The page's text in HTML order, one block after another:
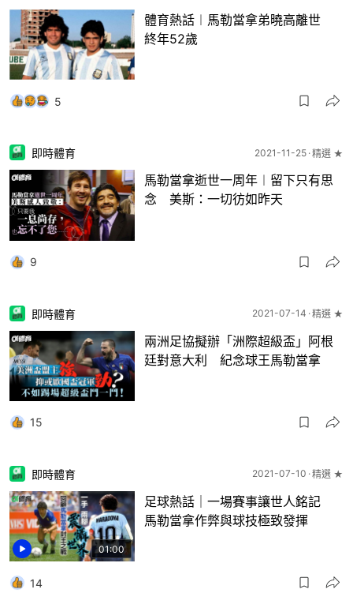
體育熱話︱馬勒當拿弟曉高離世
終年52歲
5
即時體育 2021-11-25 精選 ★
馬勒當拿逝世一周年︱留下只有思
念 美斯：一切彷如昨天
9
即時體育 2021-07-14 精選 ★
兩洲足協擬辦「洲際超級盃」阿根
廷對意大利 紀念球王馬勒當拿
15
01:00
即時體育 2021-07-10 精選 ★
足球熱話｜一場賽事讓世人銘記
馬勒當拿作弊與球技極致發揮
14